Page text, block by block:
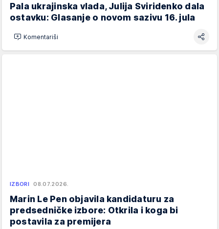
Pala ukrajinska vlada, Julija Sviridenko dala
ostavku: Glasanje o novom sazivu 16. jula
Komentariši
IZBORI 08.07.2026.
Marin Le Pen objavila kandidaturu za
predsedničke izbore: Otkrila i koga bi
postavila za premijera